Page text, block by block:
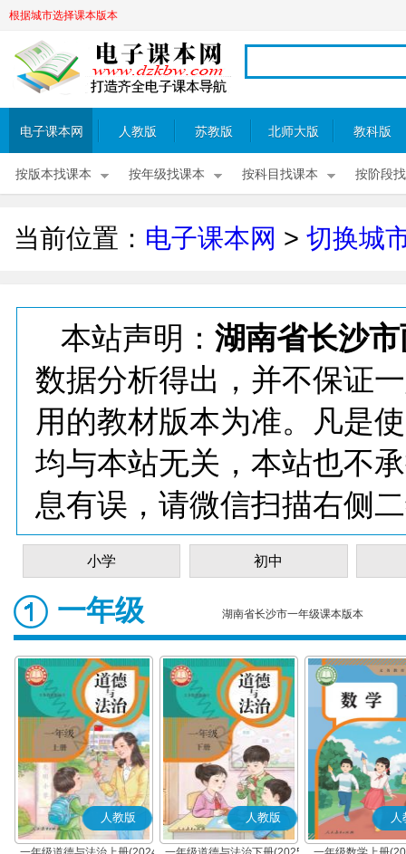
根据城市选择课本版本
电子课本网 人教版 苏教版 北师大版 教科版
按版本找课本 按年级找课本 按科目找课本 按阶段
当前位置： 电子课本网 > 切换城
本站声明： 湖南省长沙
数据分析得出，并不保证
用的教材版本为准。凡是
均与本站无关，本站也不
息有误，请微信扫描右侧
小学 初中
一年级 湖南省长沙市一年级课本版本
人教版 人教版 人